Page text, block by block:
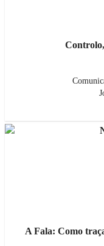
A Fala: Como